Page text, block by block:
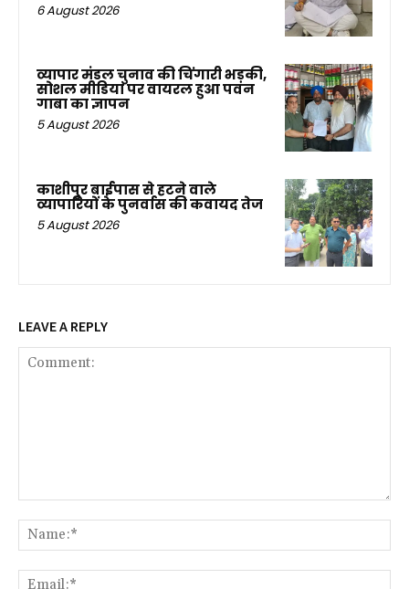
6 August 2026
व्यापार मंडल चुनाव की चिंगारी भड़की,
सोशल मीडिया पर वायरल हुआ पवन
गाबा का ज्ञापन
5 August 2026
काशीपुर बाईपास से हटने वाले
व्यापारियों के पुनर्वास की कवायद तेज
5 August 2026
LEAVE A REPLY